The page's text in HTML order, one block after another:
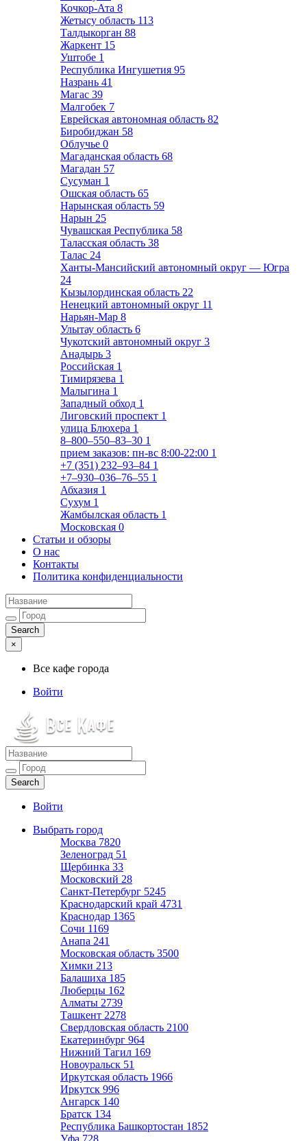
Кочкор-Ата 8
Жетысу область 113
Талдыкорган 88
Жаркент 15
Уштобе 1
Республика Ингушетия 95
Назрань 41
Магас 39
Малгобек 7
Еврейская автономная область 82
Биробиджан 58
Облучье 0
Магаданская область 68
Магадан 57
Сусуман 1
Ошская область 65
Нарынская область 59
Нарын 25
Чувашская Республика 58
Таласская область 38
Талас 24
Ханты-Мансийский автономный округ — Югра
24
Кызылординская область 22
Ненецкий автономный округ 11
Нарьян-Мар 8
Улытау область 6
Чукотский автономный округ 3
Анадырь 3
Российская 1
Тимирязева 1
Малыгина 1
Западный обход 1
Лиговский проспект 1
улица Блюхера 1
8‒800‒550‒83‒30 1
прием заказов: пн-вс 8:00-22:00 1
+7 (351) 232‒93‒84 1
+7‒930‒036‒76‒55 1
Абхазия 1
Сухум 1
Жамбылская область 1
Московская 0
Статьи и обзоры
О нас
Контакты
Политика конфиденциальности
×
Все кафе города
Войти
Все кафе города
Каталог хороших кафе
Войти
Выбрать город
Москва 7820
Зеленоград 51
Щербинка 33
Московский 28
Санкт-Петербург 5245
Краснодарский край 4731
Краснодар 1365
Сочи 1169
Анапа 241
Московская область 3500
Химки 213
Балашиха 185
Люберцы 162
Алматы 2739
Ташкент 2278
Свердловская область 2100
Екатеринбург 964
Нижний Тагил 169
Новоуральск 51
Иркутская область 1966
Иркутск 996
Ангарск 140
Братск 134
Республика Башкортостан 1852
Уфа 728